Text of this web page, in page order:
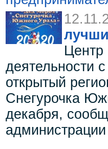
Центр
деятельности
открытый
Снегурочка
декабря,